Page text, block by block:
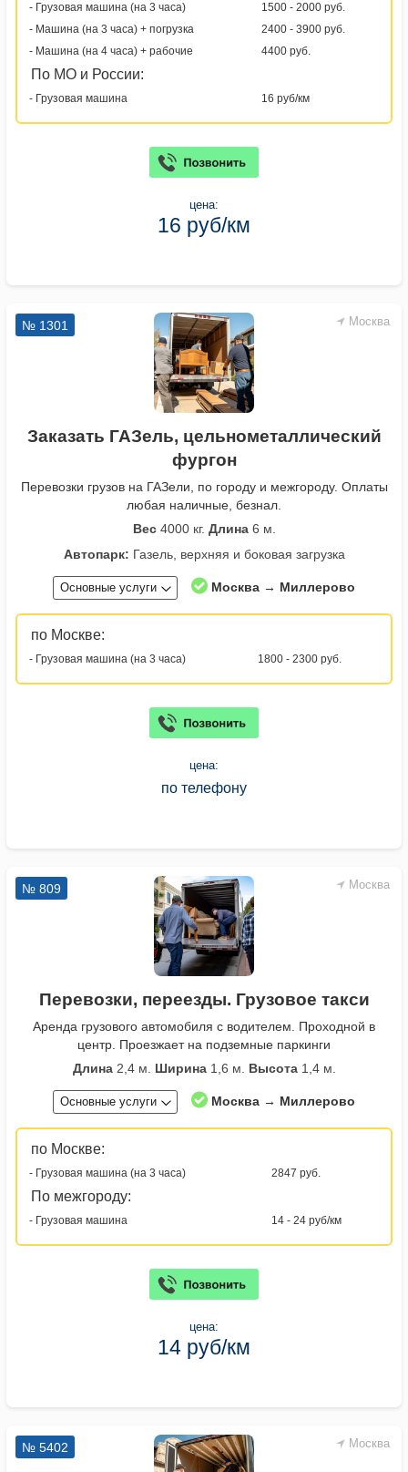
- Грузовая машина (на 3 часа)
1500 - 2000 руб.
- Машина (на 3 часа) + погрузка
2400 - 3900 руб.
- Машина (на 4 часа) + рабочие
4400 руб.
По МО и России:
- Грузовая машина 16 руб/км
цена:
16 руб/км
Москва
№ 1301
Заказать ГАЗель, цельнометаллический
фургон
Перевозки грузов на ГАЗели, по городу и межгороду. Оплаты
любая наличные, безнал.
Вес4000 кг. Длина6 м.
Автопарк: Газель, верхняя и боковая загрузка
Основные услуги Москва → Миллерово
по Москве:
- Грузовая машина (на 3 часа) 1800 - 2300 руб.
цена:
по телефону
Москва
№ 809
Перевозки, переезды. Грузовое такси
Аренда грузового автомобиля с водителем. Проходной в
центр. Проезжает на подземные паркинги
Длина2,4 м. Ширина1,6 м. Высота1,4 м.
Основные услуги Москва → Миллерово
по Москве:
- Грузовая машина (на 3 часа) 2847 руб.
По межгороду:
- Грузовая машина 14 - 24 руб/км
цена:
14 руб/км
Москва
№ 5402